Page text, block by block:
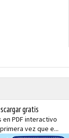
gratis
en PDF interactivo
vez que e...